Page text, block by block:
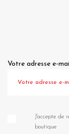
Votre adresse e-mail
J'accepte de
boutique